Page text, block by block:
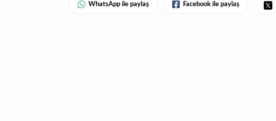
WhatsApp ile paylaş Facebook ile paylaş